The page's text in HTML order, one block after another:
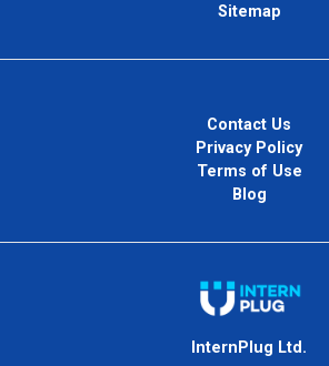
Sitemap
Contact Us
Privacy Policy
Terms of Use
Blog
InternPlug Ltd.